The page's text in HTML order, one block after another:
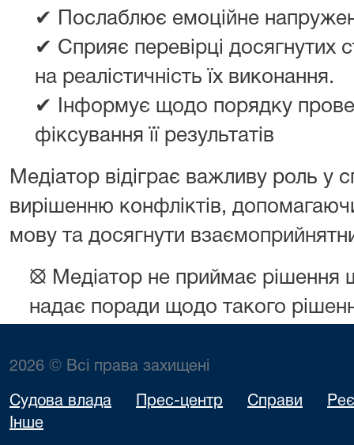
✔ Послаблює емоційне
✔ Сприяє перевірці досягнутих
на реалістичність їх виконання.
✔ Інформує щодо порядку
фіксування її результатів
Медіатор відіграє важливу роль у
вирішенню конфліктів,
мову та досягнути
⦻ Медіатор не приймає рішення
надає поради щодо такого
2026 © Всі права захищені
Судова влада Прес-центр Справи
Інше